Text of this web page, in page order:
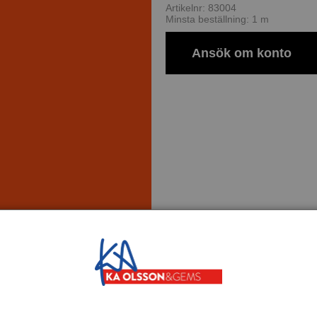
Artikelnr: 83004
Minsta beställning: 1 m
Ansök om konto